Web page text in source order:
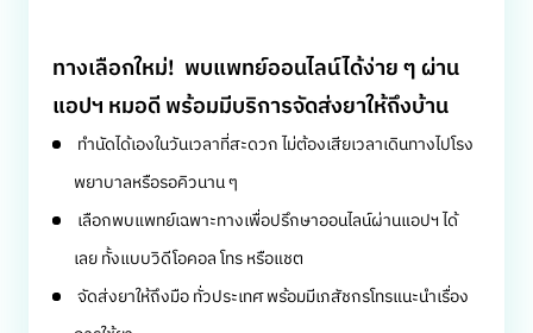
ทางเลือกใหม่! พบแพทย์ออนไลน์ได้ง่าย ๆ ผ่าน
แอปฯ หมอดี พร้อมมีบริการจัดส่งยาให้ถึงบ้าน
ทำนัดได้เองในวันเวลาที่สะดวก ไม่ต้องเสียเวลาเดินทางไปโรง
พยาบาลหรือรอคิวนาน ๆ
เลือกพบแพทย์เฉพาะทางเพื่อปรึกษาออนไลน์ผ่านแอปฯ ได้
เลย ทั้งแบบวิดีโอคอล โทร หรือแชต
จัดส่งยาให้ถึงมือ ทั่วประเทศ พร้อมมีเภสัชกรโทรแนะนำเรื่อง